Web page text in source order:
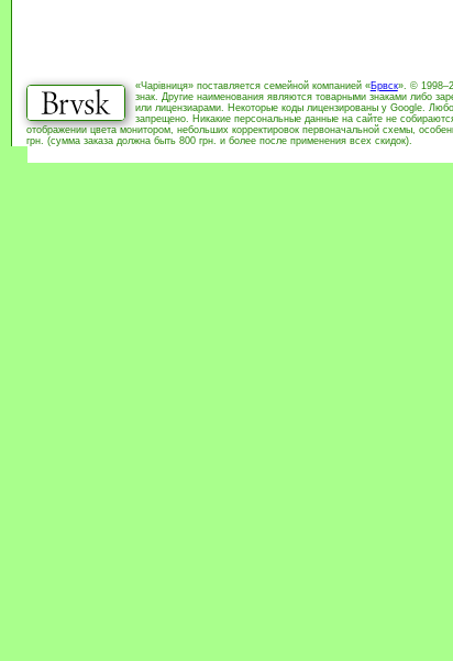
«Чарівниця» поставляется семейной компанией «Брвск». ©
знак. Другие наименования являются товарными знаками либо
или лицензиарами. Некоторые коды лицензированы у Google.
запрещено. Никакие персональные данные на сайте не
отображении цвета монитором, небольших корректировок первоначальной схемы,
грн. (сумма заказа должна быть 800 грн. и более после применения всех скидок).